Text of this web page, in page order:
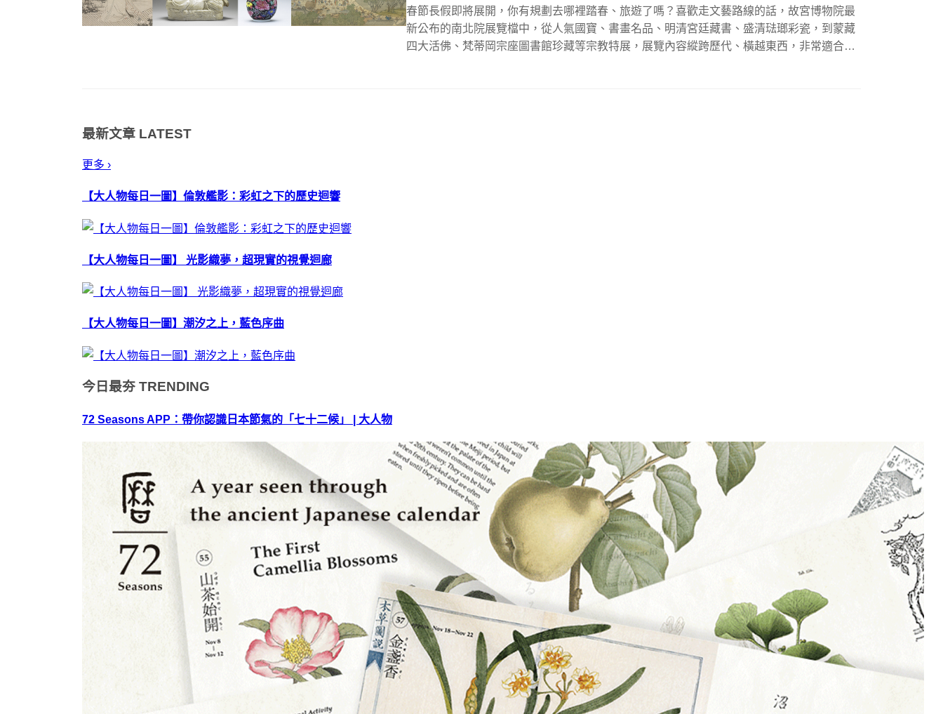
春節長假即將展開，你有規劃去哪裡踏春、旅遊了嗎？喜歡走文藝路線的話，故宮博物院最
新公布的南北院展覽檔中，從人氣國寶、書畫名品、明清宮廷藏書、盛清琺瑯彩瓷，到蒙藏
四大活佛、梵蒂岡宗座圖書館珍藏等宗教特展，展覽內容縱跨歷代、橫越東西，非常適合
最新文章 LATEST
更多 ›
【大人物每日一圖】倫敦艦影：彩虹之下的歷史迴響
【大人物每日一圖】 光影織夢，超現實的視覺迴廊
【大人物每日一圖】潮汐之上，藍色序曲
今日最夯 TRENDING
72 Seasons APP：帶你認識日本節氣的「七十二候」 | 大人物